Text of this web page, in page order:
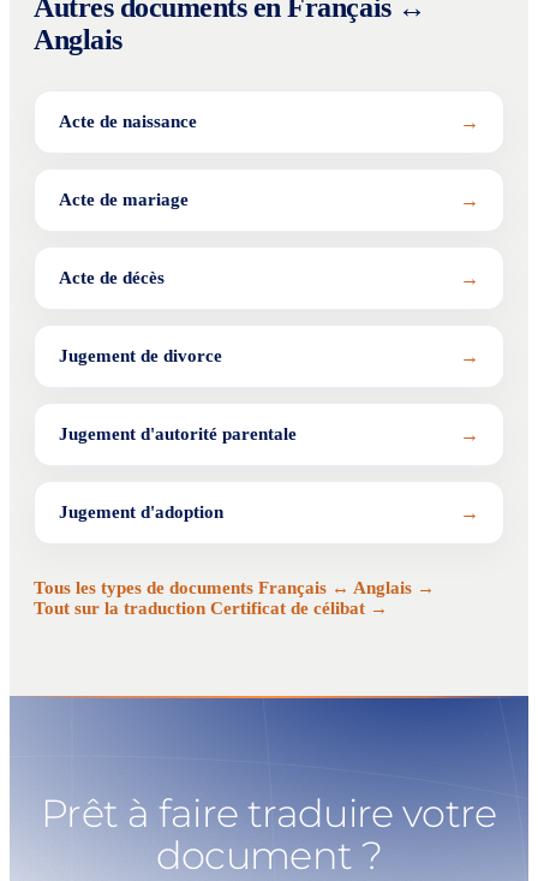
Autres documents en Français ↔
Anglais
Acte de naissance →
Acte de mariage →
Acte de décès →
Jugement de divorce →
Jugement d'autorité parentale →
Jugement d'adoption →
Tous les types de documents Français ↔ Anglais →
Tout sur la traduction Certificat de célibat →
Prêt à faire traduire votre
document ?